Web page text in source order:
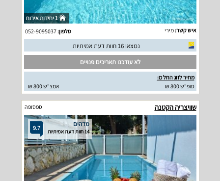
1 יחידות אירוח
איש קשר:מירי טלפון:052-9095037
נמצאו 16 חוות דעת אמיתיות
לא עודכנו תאריכים פנויים
מחיר לזוג החל מ:
סופ"ש 800 ₪
אמצ"ש 800 ₪
שוויצריה הקטנה ספסופה
9.7 מדהים
14 חוות דעת אמיתיות